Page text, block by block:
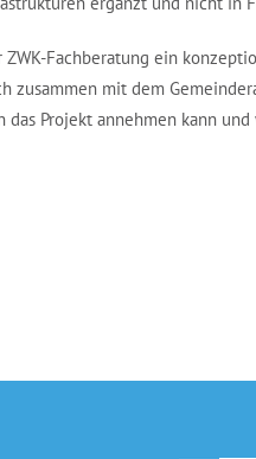
Fachberatung ein
zusammen mit dem
Projekt annehmen kann